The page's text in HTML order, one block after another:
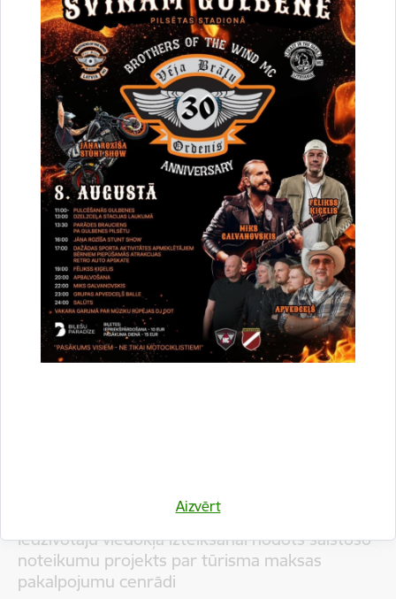
Aizvērt
Par satiksmes organizāciju Brīvības un
Dzelzceļa ielas pārbūves darbu laikā Gulbenē
30.07.2026. Projekti
Sabiedrība
Satiksmes ierobežojumi
Iedzīvotāju viedokļa izteikšanai nodots saistošo
noteikumu projekts par tūrisma maksas
pakalpojumu cenrādi